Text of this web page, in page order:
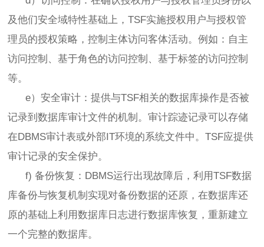
及他们安全域特性基础上，TSF实施授权用户与授权管
理员的授权策略，控制主体访问客体活动。例如：自主
访问控制、基于角色的访问控制、基于标签的访问控制
等。
e）安全审计：提供与TSF相关的数据库操作是否被
记录到数据库审计文件的机制。审计踪迹记录可以存储
在DBMS审计表或外部IT环境的系统文件中。TSF应提供
审计记录的安全保护。
f) 备份恢复：DBMS运行出现故障后，利用TSF数据
库备份与恢复机制实现对备份数据的还原，在数据库还
原的基础上利用数据库日志进行数据库恢复，重新建立
一个完整的数据库。